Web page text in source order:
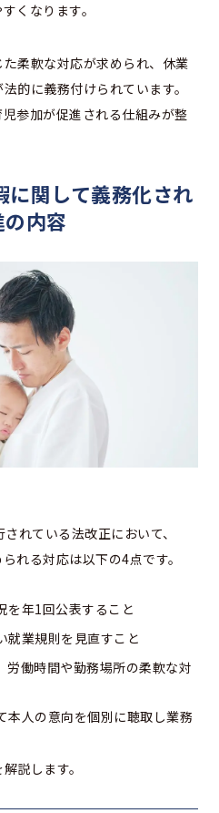
くなります。
柔軟な対応が求められ、休業
的に義務付けられています。
参加が促進される仕組みが整
関して義務化され
内容
れている法改正において、
れる対応は以下の4点です。
を年1回公表すること
就業規則を見直すこと
労働時間や勤務場所の柔軟な対
本人の意向を個別に聴取し業務
説します。